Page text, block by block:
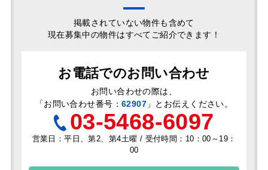
掲載されていない物件も含めて
現在募集中の物件はすべてご紹介できます！
お電話でのお問い合わせ
お問い合わせの際は、
「お問い合わせ番号： 62907 」とお伝えください。
03-5468-6097
営業日：平日、第2、第4土曜 / 受付時間：10：00～19：
00